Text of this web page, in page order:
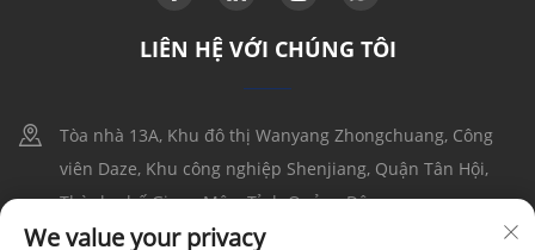
LIÊN HỆ VỚI CHÚNG TÔI
Tòa nhà 13A, Khu đô thị Wanyang Zhongchuang, Công
viên Daze, Khu công nghiệp Shenjiang, Quận Tân Hội,
Thành phố Giang Môn, Tỉnh Quảng Đông
We value your privacy